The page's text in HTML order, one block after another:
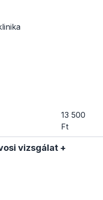
13 500
Ft
vizsgálat +